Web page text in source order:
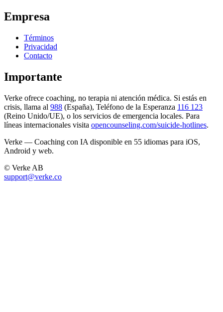
Empresa
Términos
Privacidad
Contacto
Importante
Verke ofrece coaching, no terapia ni atención médica. Si estás en
crisis, llama al 988 (España), Teléfono de la Esperanza 116 123
(Reino Unido/UE), o los servicios de emergencia locales. Para
líneas internacionales visita opencounseling.com/suicide-hotlines.
Verke — Coaching con IA disponible en 55 idiomas para iOS,
Android y web.
© Verke AB
support@verke.co